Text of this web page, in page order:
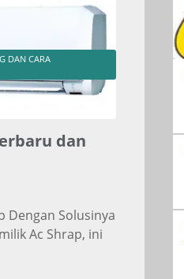
DAN CARA
dan
Dengan Solusinya
Ac Shrap, ini